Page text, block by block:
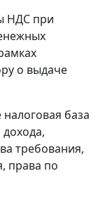
НДС при
о выдаче
база
требования,
права по